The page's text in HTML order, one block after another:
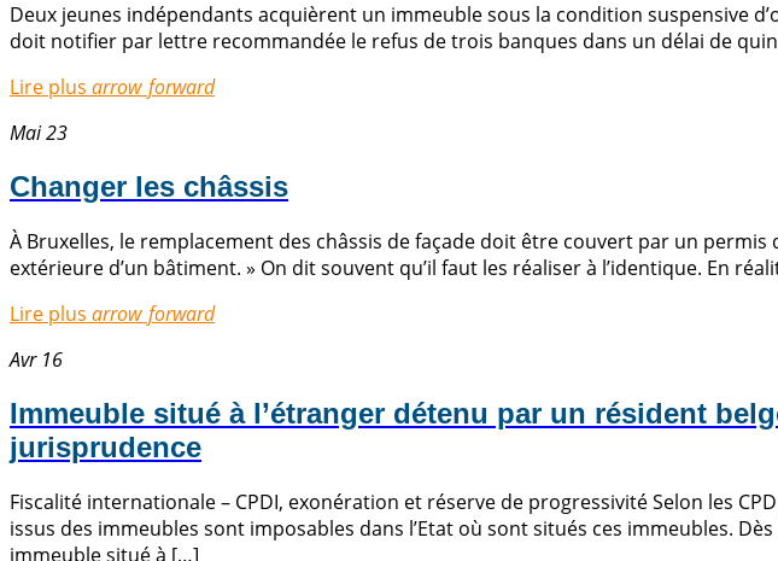
Deux jeunes indépendants acquièrent un immeuble sous la condition suspensive
doit notifier par lettre recommandée le refus de trois banques dans un délai de
Lire plus arrow_forward
Mai 23
Changer les châssis
À Bruxelles, le remplacement des châssis de façade doit être couvert par un permis
extérieure d’un bâtiment. » On dit souvent qu’il faut les réaliser à l’identique. En
Lire plus arrow_forward
Avr 16
Immeuble situé à l’étranger détenu par un résident
jurisprudence
Fiscalité internationale – CPDI, exonération et réserve de progressivité Selon les
issus des immeubles sont imposables dans l’Etat où sont situés ces immeubles.
immeuble situé à […]